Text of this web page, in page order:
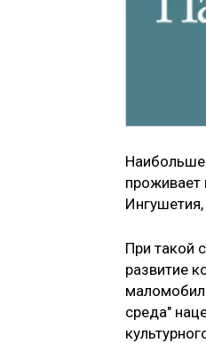
проживает
При такой
развитие
среда"